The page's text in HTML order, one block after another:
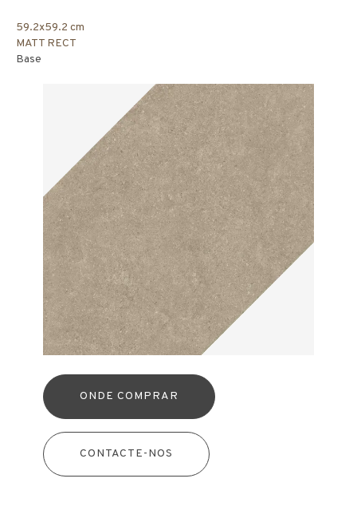
59.2x59.2 cm
MATT RECT
Base
ONDE COMPRAR
CONTACTE-NOS